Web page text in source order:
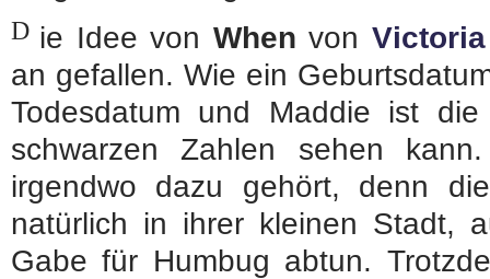
D ie Idee von When von
an gefallen. Wie ein
Todesdatum und Maddie ist
schwarzen Zahlen sehen
irgendwo dazu gehört, denn
natürlich in ihrer kleinen Stadt,
Gabe für Humbug abtun.